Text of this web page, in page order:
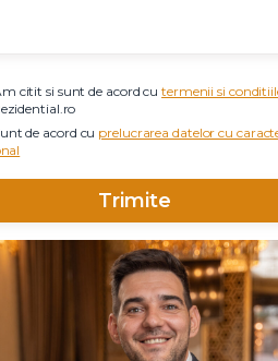
citit si sunt de acord cutermenii si
de acord cu prelucrarea datelor cu